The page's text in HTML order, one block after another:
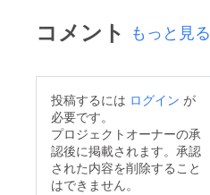
コメント もっと見る
投稿するには ログイン が
必要です。
プロジェクトオーナーの承
認後に掲載されます。承認
された内容を削除すること
はできません。